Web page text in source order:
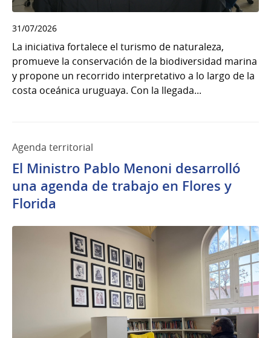
31/07/2026
La iniciativa fortalece el turismo de naturaleza,
promueve la conservación de la biodiversidad marina
y propone un recorrido interpretativo a lo largo de la
costa oceánica uruguaya. Con la llegada...
Agenda territorial
El Ministro Pablo Menoni desarrolló
una agenda de trabajo en Flores y
Florida